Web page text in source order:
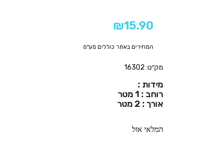
₪15.90
המחירים באתר כוללים מע"מ
מק״ט: 16302
מידות :
רוחב : 1 מטר
אורך : 2 מטר
המלאי אזל